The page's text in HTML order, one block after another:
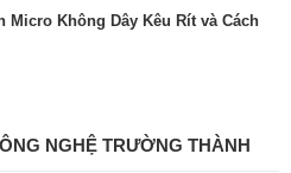
Micro Không Dây Kêu Rít và Cách
NGHỆ TRƯỜNG THÀNH